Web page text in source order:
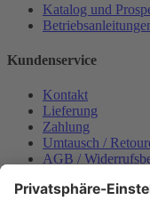
Katalog und
Kundenservice
Kontakt
Lieferung
Zahlung
Umtausch /
AGB /